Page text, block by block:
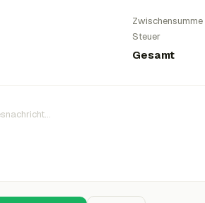
Zwischensumme
Steuer
Gesamt